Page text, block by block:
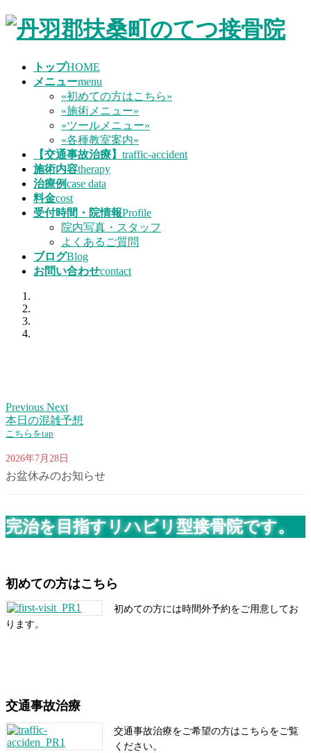
コ
ナ
トップHOME
メニューmenu
«初めての方はこちら»
«施術メニュー»
«ツールメニュー»
«各種教室案内»
【交通事故治療】 traffic-accident
施術内容therapy
治療例case data
料金cost
受付時間・院情報Profile
院内写真・スタッフ
よくあるご質問
ブログBlog
お問い合わせcontact
Previous Next
本日の混雑予想
こちらをtap
2026年7月28日
お盆休みのお知らせ
完治を目指すリハビリ型接骨院です。
初めての方はこちら
初めての方には時間外予約をご用意してお
ります。
交通事故治療
交通事故治療をご希望の方はこちらをご覧
ください。